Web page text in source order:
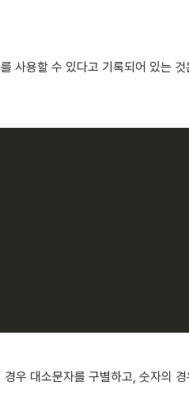
사용할 수 있다고 기록되어 있는 것
우 대소문자를 구별하고, 숫자의